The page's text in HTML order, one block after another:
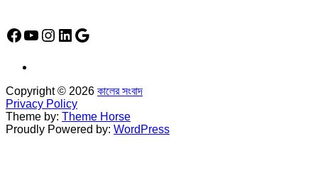
Facebook
YouTube
Instagram
LinkedIn
Google
Copyright © 2026 কালের সংবাদ
Privacy Policy
Theme by: Theme Horse
Proudly Powered by: WordPress